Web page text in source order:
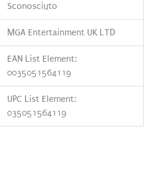
Sconosciuto
MGA Entertainment UK LTD
EAN List Element:
0035051564119
UPC List Element:
035051564119